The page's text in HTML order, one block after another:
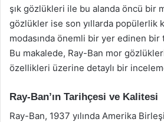
şık gözlükleri ile bu alanda öncü bir
gözlükler ise son yıllarda popülerlik
modasında önemli bir yer edinen
Bu makalede, Ray-Ban mor
özellikleri üzerine detaylı bir
Ray-Ban’ın Tarihçesi ve Kalitesi
Ray-Ban, 1937 yılında Amerika